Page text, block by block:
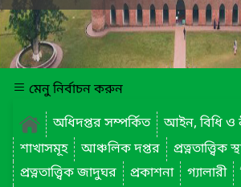
মেনু নির্বাচন করুন
অধিদপ্তর সম্পর্কিত
আইন, বিধি ও
শাখাসমূহ
আঞ্চলিক দপ্তর
প্রত্নতাত্ত্বিক
প্রত্নতাত্ত্বিক জাদুঘর
প্রকাশনা গ্যালারী